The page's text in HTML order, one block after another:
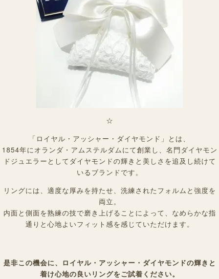
☆
「ロイヤル・アッシャー・ダイヤモンド」とは、
1854年にオランダ・アムステルダムにて創業し、名門ダイヤモン
ドジュエラーとしてダイヤモンドの輝きと美しさを追及し続けて
いるブランドです。
リングには、適度な厚みを持たせ、洗練されたフォルムと強度を
両立。
内面と側面を熟練の技で磨き上げることによって、なめらかな指
通りと心地よいフィット感を感じていただけます。
是非この機会に、ロイヤル・アッシャー・ダイヤモンドの輝きと
着け心地の良いリングをご試着ください。